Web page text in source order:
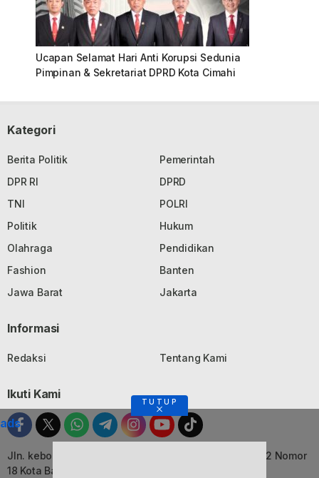
Ucapan Selamat Hari Anti Korupsi Sedunia
Pimpinan & Sekretariat DPRD Kota Cimahi
Kategori
Berita Politik
Pemerintah
DPR RI
DPRD
TNI
POLRI
Politik
Hukum
Olahraga
Pendidikan
Fashion
Banten
Jawa Barat
Jakarta
Informasi
Redaksi Tentang Kami
Ikuti Kami
Jln. kebon Jati, Komplek Ruko Luxor Permai Kavling 22 Nomor
18 Kota Bandung, Jawa Barat
TUTUP
ads